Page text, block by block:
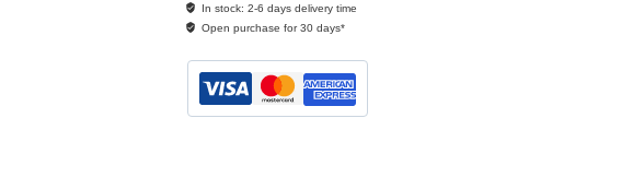
In stock: 2-6 days delivery time
Open purchase for 30 days*